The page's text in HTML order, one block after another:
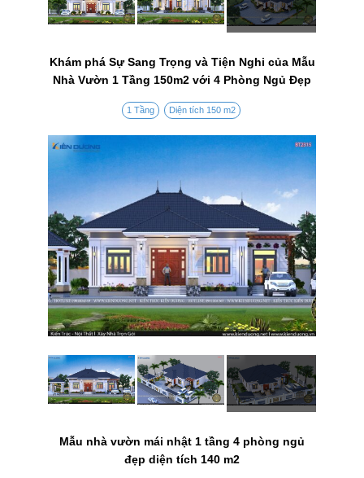
Khám phá Sự Sang Trọng và Tiện Nghi của Mẫu
Nhà Vườn 1 Tầng 150m2 với 4 Phòng Ngủ Đẹp
1 Tầng Diện tích 150 m2
Mẫu nhà vườn mái nhật 1 tầng 4 phòng ngủ
đẹp diện tích 140 m2